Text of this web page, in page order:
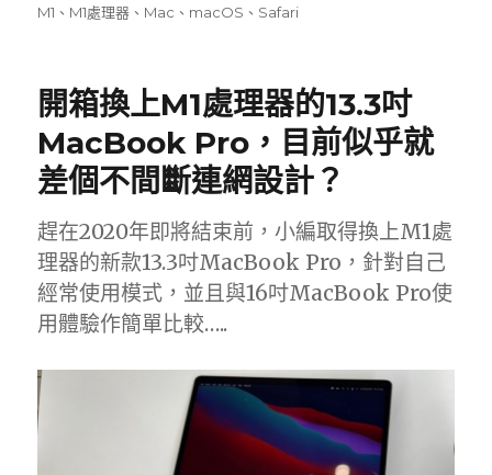
佈
類
籤
M1 、 M1處理器 、 Mac 、 macOS 、 Safari
開箱換上M1處理器的13.3吋
MacBook Pro，目前似乎就
差個不間斷連網設計？
趕在2020年即將結束前，小編取得換上M1處
理器的新款13.3吋MacBook Pro，針對自己
經常使用模式，並且與16吋MacBook Pro使
用體驗作簡單比較…..